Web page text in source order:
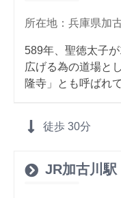
所在地：兵庫県加
589年、聖徳太子
広げる為の道場と
隆寺」とも呼ばれ
徒歩 30分
JR加古川駅